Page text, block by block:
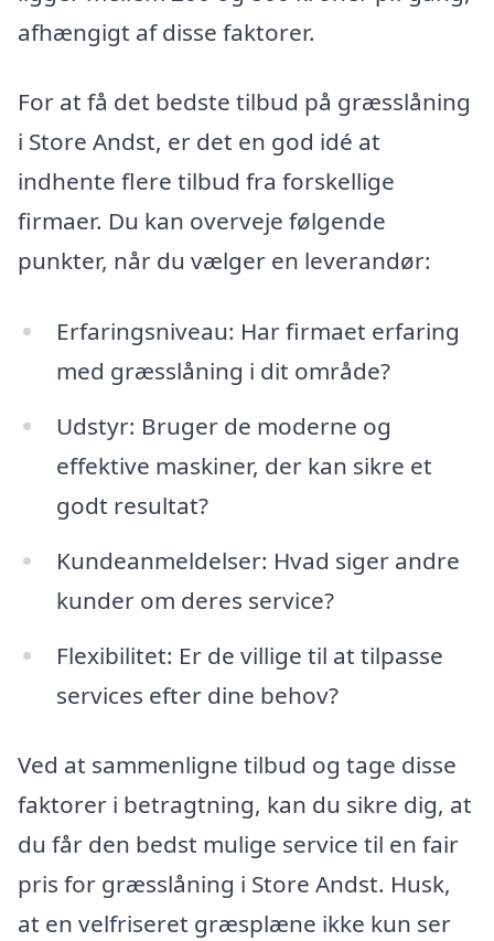
afhængigt af disse faktorer.
For at få det bedste tilbud på græsslåning
i Store Andst, er det en god idé at
indhente flere tilbud fra forskellige
firmaer. Du kan overveje følgende
punkter, når du vælger en leverandør:
Erfaringsniveau: Har firmaet erfaring
med græsslåning i dit område?
Udstyr: Bruger de moderne og
effektive maskiner, der kan sikre et
godt resultat?
Kundeanmeldelser: Hvad siger andre
kunder om deres service?
Flexibilitet: Er de villige til at tilpasse
services efter dine behov?
Ved at sammenligne tilbud og tage disse
faktorer i betragtning, kan du sikre dig, at
du får den bedst mulige service til en fair
pris for græsslåning i Store Andst. Husk,
at en velfriseret græsplæne ikke kun ser